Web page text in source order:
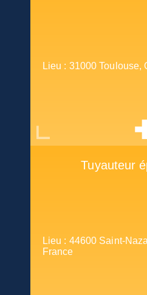
Lieu : 31000 Toulouse,
Tuyauteur
Lieu : 44600 Saint-
France